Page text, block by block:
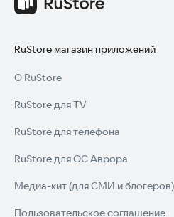
RuStore магазин приложений
О RuStore
RuStore для TV
RuStore для телефона
RuStore для ОС Аврора
Медиа-кит (для СМИ и блогеров)
Пользовательское соглашение